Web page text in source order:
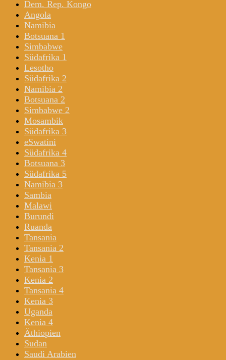
Dem. Rep. Kongo
Angola
Namibia
Botsuana 1
Simbabwe
Südafrika 1
Lesotho
Südafrika 2
Namibia 2
Botsuana 2
Simbabwe 2
Mosambik
Südafrika 3
eSwatini
Südafrika 4
Botsuana 3
Südafrika 5
Namibia 3
Sambia
Malawi
Burundi
Ruanda
Tansania
Tansania 2
Kenia 1
Tansania 3
Kenia 2
Tansania 4
Kenia 3
Uganda
Kenia 4
Äthiopien
Sudan
Saudi Arabien